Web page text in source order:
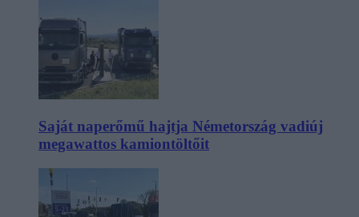
Saját naperőmű hajtja Németország vadiúj
megawattos kamiontöltőit